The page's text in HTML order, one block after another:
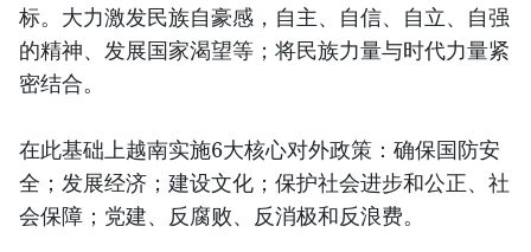
标。大力激发民族自豪感，自主、自信、自立、自强
的精神、发展国家渴望等；将民族力量与时代力量紧
密结合。
在此基础上越南实施6大核心对外政策：确保国防安
全；发展经济；建设文化；保护社会进步和公正、社
会保障；党建、反腐败、反消极和反浪费。